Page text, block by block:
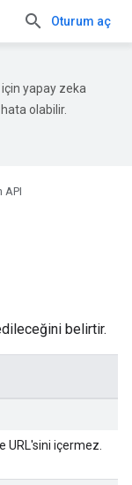
Oturum aç
yapay zeka
olabilir.
API
belirtir.
URL'sini içermez.